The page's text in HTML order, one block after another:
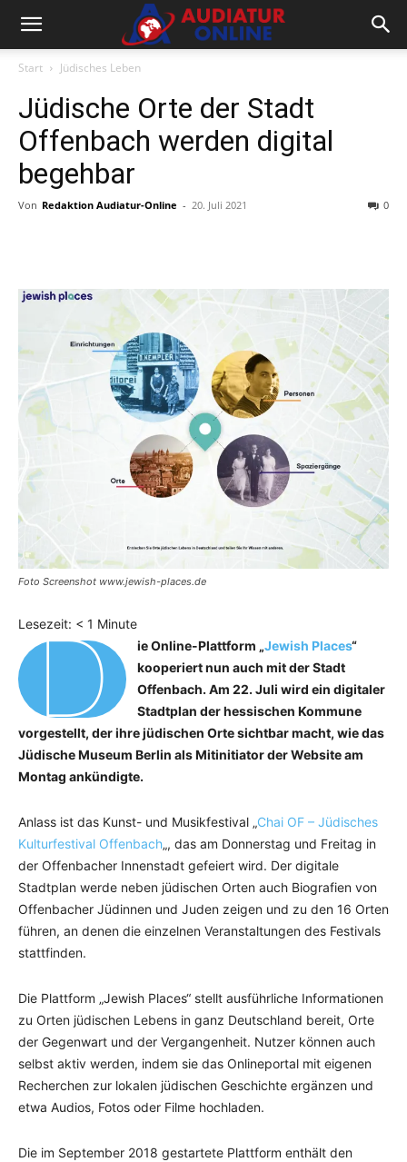
Start Jüdisches Leben
Jüdische Orte der Stadt
Offenbach werden digital
begehbar
Von Redaktion Audiatur-Online - 20. Juli 2021 0
Foto Screenshot www.jewish-places.de
Lesezeit: < 1 Minute
D ie Online-Plattform „Jewish Places“
kooperiert nun auch mit der Stadt
Offenbach. Am 22. Juli wird ein digitaler
Stadtplan der hessischen Kommune
vorgestellt, der ihre jüdischen Orte sichtbar macht, wie das
Jüdische Museum Berlin als Mitinitiator der Website am
Montag ankündigte.
Anlass ist das Kunst- und Musikfestival „Chai OF – Jüdisches
Kulturfestival Offenbach„, das am Donnerstag und Freitag in
der Offenbacher Innenstadt gefeiert wird. Der digitale
Stadtplan werde neben jüdischen Orten auch Biografien von
Offenbacher Jüdinnen und Juden zeigen und zu den 16 Orten
führen, an denen die einzelnen Veranstaltungen des Festivals
stattfinden.
Die Plattform „Jewish Places“ stellt ausführliche Informationen
zu Orten jüdischen Lebens in ganz Deutschland bereit, Orte
der Gegenwart und der Vergangenheit. Nutzer können auch
selbst aktiv werden, indem sie das Onlineportal mit eigenen
Recherchen zur lokalen jüdischen Geschichte ergänzen und
etwa Audios, Fotos oder Filme hochladen.
Die im September 2018 gestartete Plattform enthält den